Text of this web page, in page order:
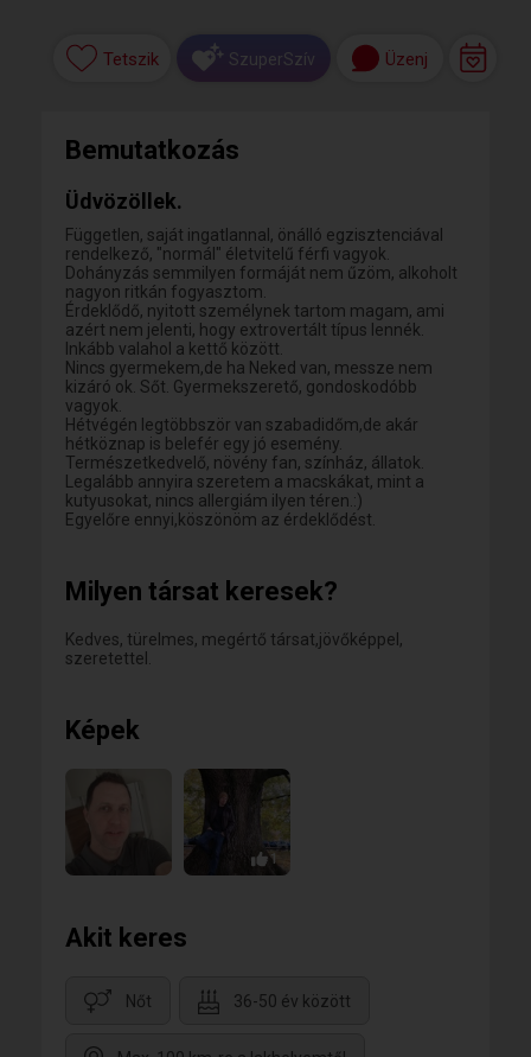
Tetszik SzuperSzív Üzenj
Bemutatkozás
Üdvözöllek.
Független, saját ingatlannal, önálló egzisztenciával
rendelkező, "normál" életvitelű férfi vagyok.
Dohányzás semmilyen formáját nem űzöm, alkoholt
nagyon ritkán fogyasztom.
Érdeklődő, nyitott személynek tartom magam, ami
azért nem jelenti, hogy extrovertált típus lennék.
Inkább valahol a kettő között.
Nincs gyermekem,de ha Neked van, messze nem
kizáró ok. Sőt. Gyermekszerető, gondoskodóbb
vagyok.
Hétvégén legtöbbször van szabadidőm,de akár
hétköznap is belefér egy jó esemény.
Természetkedvelő, növény fan, színház, állatok.
Legalább annyira szeretem a macskákat, mint a
kutyusokat, nincs allergiám ilyen téren.:)
Egyelőre ennyi,köszönöm az érdeklődést.
Milyen társat keresek?
Kedves, türelmes, megértő társat,jövőképpel,
szeretettel.
Képek
1
Akit keres
Nőt 36-50 év között